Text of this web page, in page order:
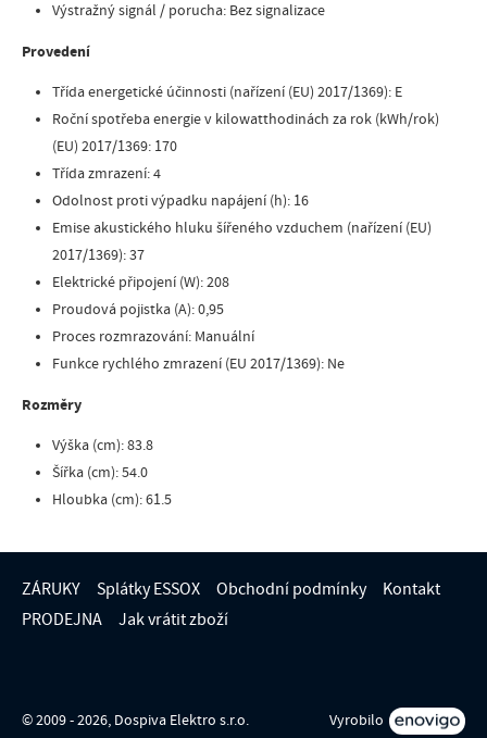
Výstražný signál / porucha: Bez signalizace
Provedení
Třída energetické účinnosti (nařízení (EU) 2017/1369): E
Roční spotřeba energie v kilowatthodinách za rok (kWh/rok)
(EU) 2017/1369: 170
Třída zmrazení:4
Odolnost proti výpadku napájení (h): 16
Emise akustického hluku šířeného vzduchem (nařízení (EU)
2017/1369):37
Elektrické připojení (W):208
Proudová pojistka (A):0,95
Proces rozmrazování: Manuální
Funkce rychlého zmrazení (EU 2017/1369): Ne
Rozměry
Výška (cm):83.8
Šířka (cm):54.0
Hloubka (cm):61.5
ZÁRUKY Splátky ESSOX Obchodní podmínky
Kontakt
PRODEJNA
Jak vrátit zboží
© 2009 - 2026, Dospiva Elektro s.r.o. Vyrobilo